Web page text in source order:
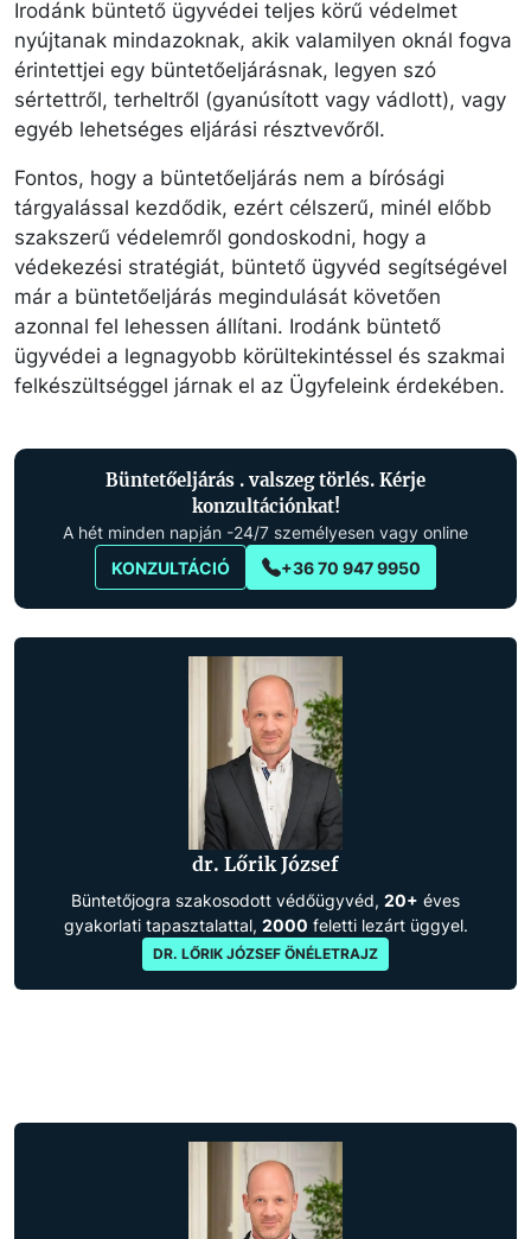
Irodánk büntető ügyvédei teljes körű védelmet
nyújtanak mindazoknak, akik valamilyen oknál fogva
érintettjei egy büntetőeljárásnak, legyen szó
sértettről, terheltről (gyanúsított vagy vádlott), vagy
egyéb lehetséges eljárási résztvevőről.
Fontos, hogy a büntetőeljárás nem a bírósági
tárgyalással kezdődik, ezért célszerű, minél előbb
szakszerű védelemről gondoskodni, hogy a
védekezési stratégiát, büntető ügyvéd segítségével
már a büntetőeljárás megindulását követően
azonnal fel lehessen állítani. Irodánk büntető
ügyvédei a legnagyobb körültekintéssel és szakmai
felkészültséggel járnak el az Ügyfeleink érdekében.
Büntetőeljárás . valszeg törlés. Kérje
konzultációnkat!
A hét minden napján -24/7 személyesen vagy online
+36 70 947 9950
KONZULTÁCIÓ
dr. Lőrik József
Büntetőjogra szakosodott védőügyvéd, 20+ éves
gyakorlati tapasztalattal, 2000 feletti lezárt üggyel.
DR. LŐRIK JÓZSEF ÖNÉLETRAJZ